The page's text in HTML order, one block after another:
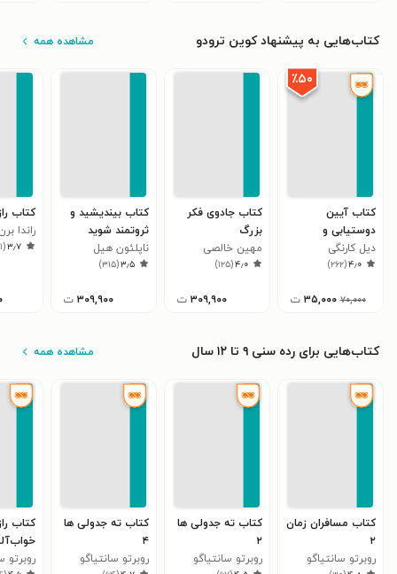
کتاب‌هایی به پیشنهاد کوین ترودو مشاهده همه
٪۵۰
کتاب آیین
دوستیابی و
چگونگی نفوذ در
دیگران
دیل کارنگی
۴٫۰(۲۶۲)
۷۰,۰۰۰ ۳۵,۰۰۰ ت
کتاب جادوی فکر
بزرگ
مهین خالصی
۴٫۰(۱۲۵)
۳۰۹,۹۰۰ ت
کتاب بیندیشید و
ثروتمند شوید
ناپلئون هیل
۳٫۵(۳۱۵)
۳۰۹,۹۰۰ ت
کتاب
راندا
۳٫۷(
کتاب‌هایی برای رده سنی ۹ تا ۱۲ سال مشاهده همه
کتاب مسافران زمان
۲
روبرتو سانتیاگو
کتاب ته جدولی ها
۲
روبرتو سانتیاگو
کتاب ته جدولی ها
۴
روبرتو سانتیاگو
کتاب
روبرتو